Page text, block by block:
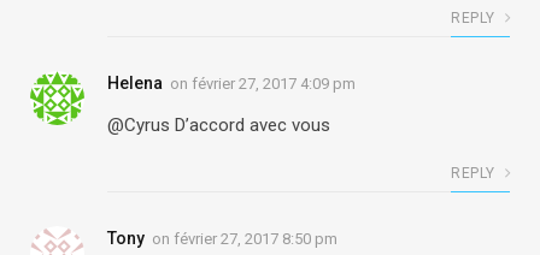
REPLY
Helena on février 27, 2017 4:09 pm
@Cyrus D’accord avec vous
REPLY
Tony on février 27, 2017 8:50 pm